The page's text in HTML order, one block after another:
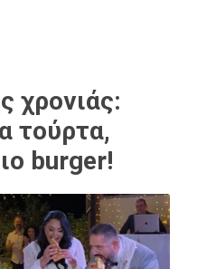
χρονιάς:
τούρτα,
burger!